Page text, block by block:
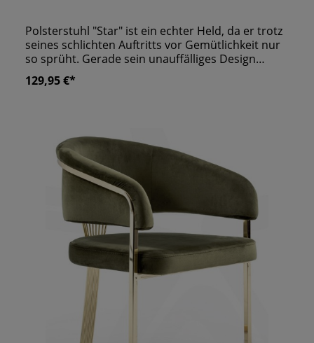
Polsterstuhl "Star" ist ein echter Held, da er trotz
seines schlichten Auftritts vor Gemütlichkeit nur
so sprüht. Gerade sein unauffälliges Design
macht ihn so interessant für viele Gastronomen.
Vier starke Metallbeine, ein weicher Bezug und
perfekte Ergänzung für Ihr Lokal also!
129,95 €*